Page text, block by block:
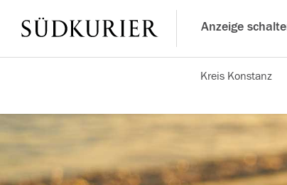
Anzeige
Kreis Konstanz